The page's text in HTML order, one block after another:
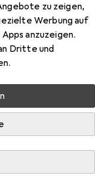
zu zeigen,
Werbung auf
anzuzeigen.
Dritte und
Produkt
10 - 125 A
Schutzbrille +
+ Gesichtsschutz